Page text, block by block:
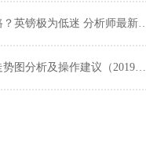
镑极为低迷 分析师最新技术预测
析及操作建议（2019年12月26日）